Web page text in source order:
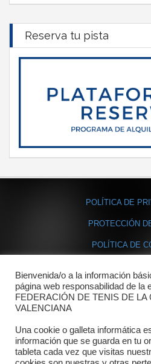
Reserva tu pista
POLÍTICA DE
PROTECCIÓN
POLÍTICA DE
Dónde
Directorio
Horario
Bienvenida/o a la información
página web responsabilidad de la
FEDERACIÓN DE TENIS DE LA
VALENCIANA
Una cookie o galleta informática
información que se guarda en tu
tableta cada vez que visitas